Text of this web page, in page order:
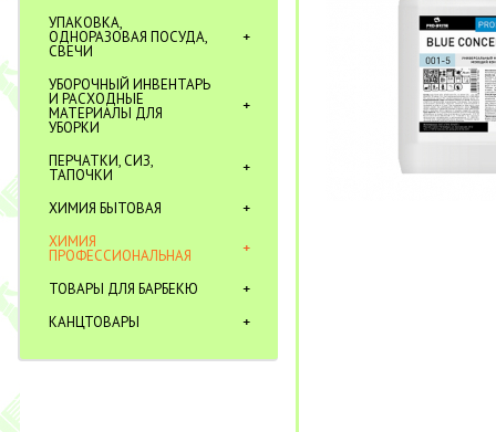
УПАКОВКА,
ОДНОРАЗОВАЯ ПОСУДА,
СВЕЧИ
УБОРОЧНЫЙ ИНВЕНТАРЬ
И РАСХОДНЫЕ
МАТЕРИАЛЫ ДЛЯ
УБОРКИ
ПЕРЧАТКИ, СИЗ,
ТАПОЧКИ
ХИМИЯ БЫТОВАЯ
ХИМИЯ
ПРОФЕССИОНАЛЬНАЯ
ТОВАРЫ ДЛЯ БАРБЕКЮ
КАНЦТОВАРЫ